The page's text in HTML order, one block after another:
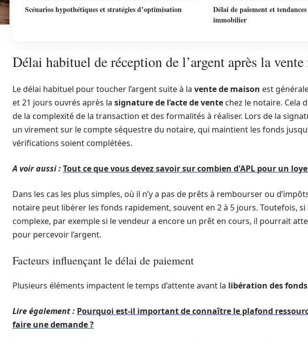
Scénarios hypothétiques et stratégies d’optimisation
Délai de paiement et
immobilier
Délai habituel de réception de l’argent après la
Le délai habituel pour toucher l’argent suite à la vente de maison est
et 21 jours ouvrés après la signature de l’acte de vente chez le notaire. Cela
de la complexité de la transaction et des formalités à réaliser. Lors de la
un virement sur le compte séquestre du notaire, qui maintient les fonds
vérifications soient complétées.
A voir aussi :Tout ce que vous devez savoir sur combien d'APL pour un
Dans les cas les plus simples, où il n’y a pas de prêts à rembourser ou
notaire peut libérer les fonds rapidement, souvent en 2 à 5 jours. Toutefois,
complexe, par exemple si le vendeur a encore un prêt en cours, il pourrait
pour percevoir l’argent.
Facteurs influençant le délai de paiement
Plusieurs éléments impactent le temps d’attente avant la libération des fonds
Lire également : Pourquoi est-il important de connaître le plafond
faire une demande ?